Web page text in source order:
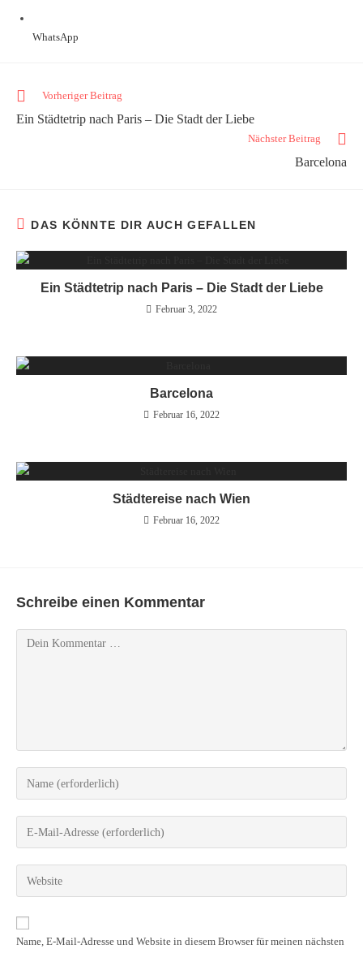
WhatsApp
Vorheriger Beitrag
Ein Städtetrip nach Paris – Die Stadt der Liebe
Nächster Beitrag
Barcelona
DAS KÖNNTE DIR AUCH GEFALLEN
Ein Städtetrip nach Paris – Die Stadt der Liebe
Februar 3, 2022
Barcelona
Februar 16, 2022
Städtereise nach Wien
Februar 16, 2022
Schreibe einen Kommentar
Name, E-Mail-Adresse und Website in diesem Browser für meinen nächsten